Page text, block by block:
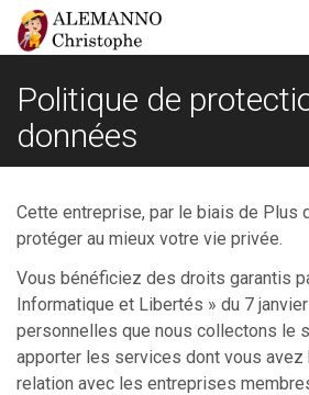
Politique de
données
Cette entreprise, par le biais de Plus
protéger au mieux votre vie privée.
Vous bénéficiez des droits garantis
Informatique et Libertés » du 7
personnelles que nous collectons le
apporter les services dont vous avez
relation avec les entreprises